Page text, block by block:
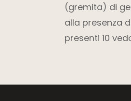
(gremita) di
alla presenza
presenti 10